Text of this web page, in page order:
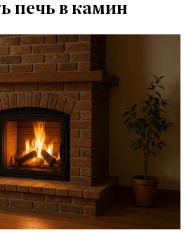
печь в камин